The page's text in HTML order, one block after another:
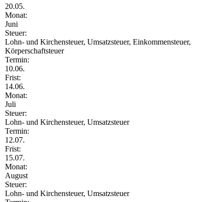
20.05.
Monat:
Juni
Steuer:
Lohn- und Kirchensteuer, Umsatzsteuer, Einkommensteuer,
Körperschaftsteuer
Termin:
10.06.
Frist:
14.06.
Monat:
Juli
Steuer:
Lohn- und Kirchensteuer, Umsatzsteuer
Termin:
12.07.
Frist:
15.07.
Monat:
August
Steuer:
Lohn- und Kirchensteuer, Umsatzsteuer